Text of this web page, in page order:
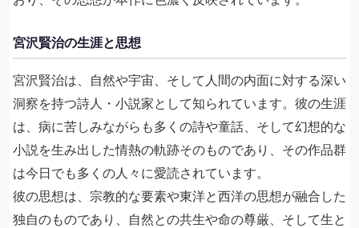
宮沢賢治の生涯と思想
宮沢賢治は、自然や宇宙、そして人間の内面に対する深い
洞察を持つ詩人・小説家として知られています。彼の生涯
は、病に苦しみながらも多くの詩や童話、そして幻想的な
小説を生み出した情熱の軌跡そのものであり、その作品群
は今日でも多くの人々に愛読されています。
彼の思想は、宗教的な要素や東洋と西洋の思想が融合した
独自のものであり、自然との共生や命の尊厳、そして生と